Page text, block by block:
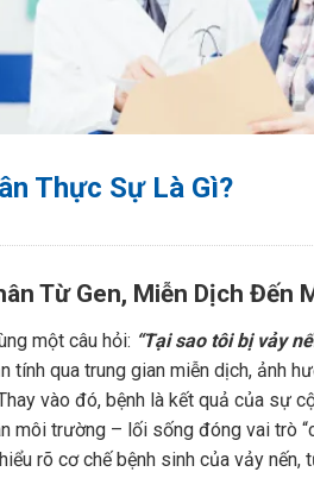
Thực Sự Là Gì?
Từ Gen, Miễn Dịch Đến
một câu hỏi: “Tại sao tôi bị vảy
qua trung gian miễn dịch, ảnh
vào đó, bệnh là kết quả của sự
môi trường – lối sống đóng vai trò
rõ cơ chế bệnh sinh của vảy